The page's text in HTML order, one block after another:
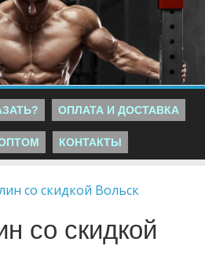
ОПЛАТА И ДОСТАВКА
КОНТАКТЫ
со скидкой Вольск
со скидкой